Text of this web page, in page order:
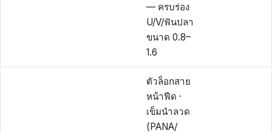
— ครบร่อง
U/V/ฟันปลา
ขนาด 0.8–
1.6
ตัวล็อกสาย
หน้าฟีด ·
เข็มนำลวด
(PANA/